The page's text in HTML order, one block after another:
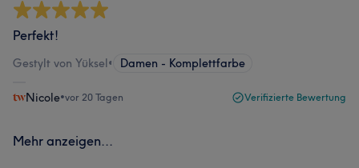
Perfekt!
Gestylt von Yüksel• Damen - Komplettfarbe
Nicole•vor 20 Tagen Verifizierte Bewertung
Mehr anzeigen...